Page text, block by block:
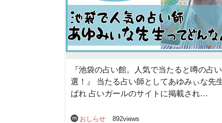
『池袋の占い館。人気で当たると噂の占
選！』 当たる占い師としてあゆみぃな先
ばれ 占いガールのサイトに掲載され…
おしらせ 892views